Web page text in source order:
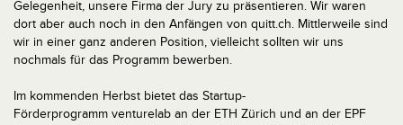
Gelegenheit, unsere Firma der Jury zu präsentieren. Wir waren
dort aber auch noch in den Anfängen von quitt.ch. Mittlerweile sind
wir in einer ganz anderen Position, vielleicht sollten wir uns
nochmals für das Programm bewerben.
Im kommenden Herbst bietet das Startup-
Förderprogramm venturelab an der ETH Zürich und an der EPF